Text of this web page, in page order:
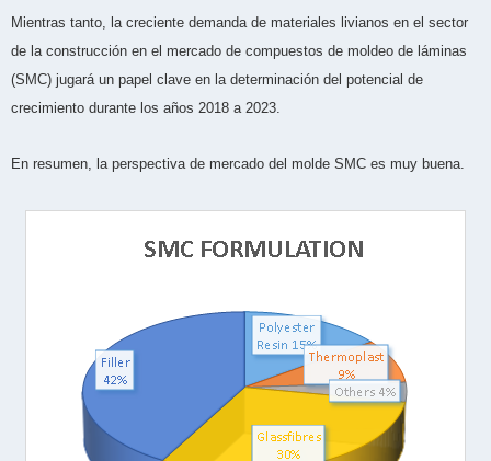
Mientras tanto, la creciente demanda de materiales livianos en el sector
de la construcción en el mercado de compuestos de moldeo de láminas
(SMC) jugará un papel clave en la determinación del potencial de
crecimiento durante los años 2018 a 2023.
En resumen, la perspectiva de mercado del molde SMC es muy buena.